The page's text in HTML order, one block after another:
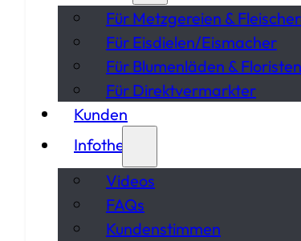
Für Metzgereien &
Für Eisdielen/Eismacher
Für Blumenläden & Floristen
Für Direktvermarkter
Kunden
Infothek
Videos
FAQs
Kundenstimmen